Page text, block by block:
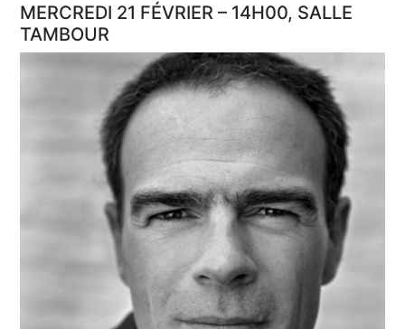
MERCREDI 21 FÉVRIER – 14H00, SALLE
TAMBOUR